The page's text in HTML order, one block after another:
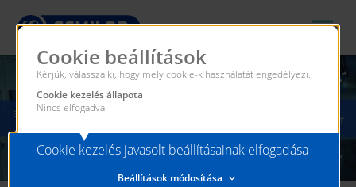
Cookie beállítások
Kérjük, válassza ki, hogy mely cookie-k használatát engedélyezi.
Cookie kezelés állapota
Nincs elfogadva
Cookie kezelés javasolt beállításainak elfogadása
Beállítások módosítása